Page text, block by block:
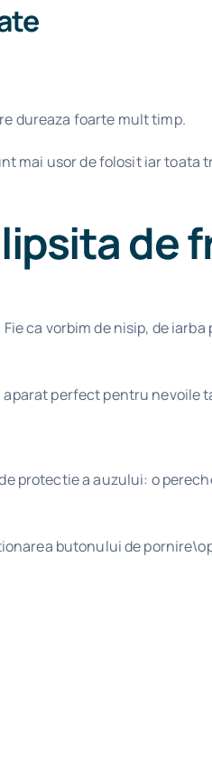
dureaza foarte mult timp.
mai usor de folosit iar toata
de
ca vorbim de nisip, de
perfect pentru nevoile
protectie a auzului: o
butonului de